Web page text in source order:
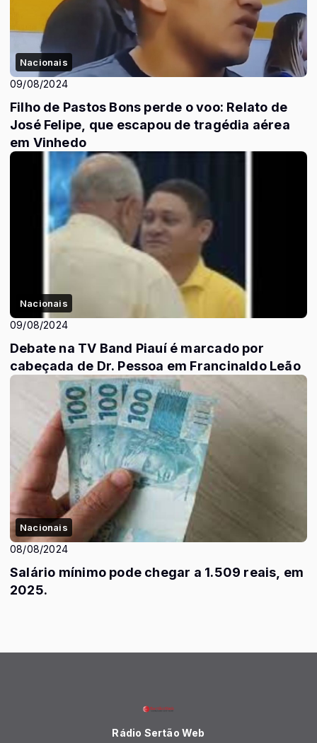
Nacionais
09/08/2024
Filho de Pastos Bons perde o voo: Relato de
José Felipe, que escapou de tragédia aérea
em Vinhedo
Nacionais
09/08/2024
Debate na TV Band Piauí é marcado por
cabeçada de Dr. Pessoa em Francinaldo Leão
Nacionais
08/08/2024
Salário mínimo pode chegar a 1.509 reais, em
2025.
Rádio Sertão Web